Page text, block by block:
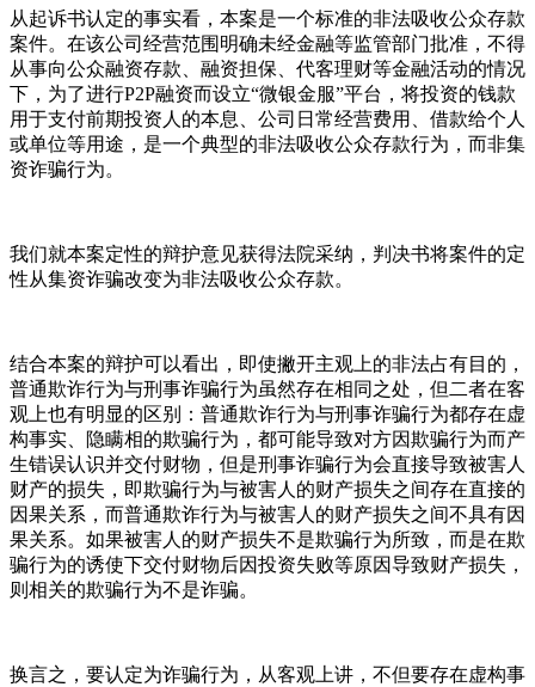
从起诉书认定的事实看，本案是一个标准的非法吸收公众存款
案件。在该公司经营范围明确未经金融等监管部门批准，不得
从事向公众融资存款、融资担保、代客理财等金融活动的情况
下，为了进行P2P融资而设立“微银金服”平台，将投资的钱款
用于支付前期投资人的本息、公司日常经营费用、借款给个人
或单位等用途，是一个典型的非法吸收公众存款行为，而非集
资诈骗行为。
我们就本案定性的辩护意见获得法院采纳，判决书将案件的定
性从集资诈骗改变为非法吸收公众存款。
结合本案的辩护可以看出，即使撇开主观上的非法占有目的，
普通欺诈行为与刑事诈骗行为虽然存在相同之处，但二者在客
观上也有明显的区别：普通欺诈行为与刑事诈骗行为都存在虚
构事实、隐瞒相的欺骗行为，都可能导致对方因欺骗行为而产
生错误认识并交付财物，但是刑事诈骗行为会直接导致被害人
财产的损失，即欺骗行为与被害人的财产损失之间存在直接的
因果关系，而普通欺诈行为与被害人的财产损失之间不具有因
果关系。如果被害人的财产损失不是欺骗行为所致，而是在欺
骗行为的诱使下交付财物后因投资失败等原因导致财产损失，
则相关的欺骗行为不是诈骗。
换言之，要认定为诈骗行为，从客观上讲，不但要存在虚构事